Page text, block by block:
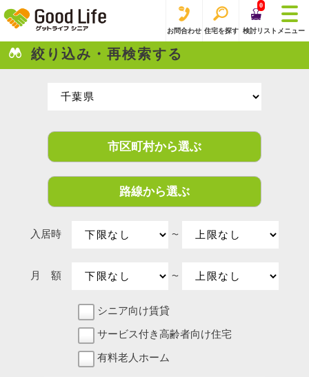
お問合わせ 住宅を探す
0
検討リスト メニュー
絞り込み・再検索する
市区町村から選ぶ
路線から選ぶ
入居時 〜
月 額 〜
シニア向け賃貸
サービス付き高齢者向け住宅
有料老人ホーム